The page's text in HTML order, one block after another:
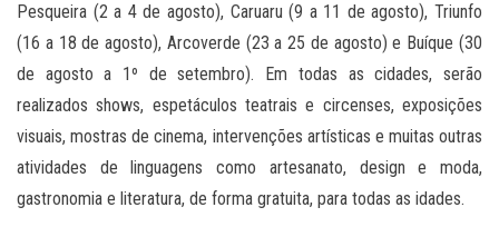
Pesqueira (2 a 4 de agosto), Caruaru (9 a 11 de agosto), Triunfo
(16 a 18 de agosto), Arcoverde (23 a 25 de agosto) e Buíque (30
de agosto a 1º de setembro). Em todas as cidades, serão
realizados shows, espetáculos teatrais e circenses, exposições
visuais, mostras de cinema, intervenções artísticas e muitas outras
atividades de linguagens como artesanato, design e moda,
gastronomia e literatura, de forma gratuita, para todas as idades.